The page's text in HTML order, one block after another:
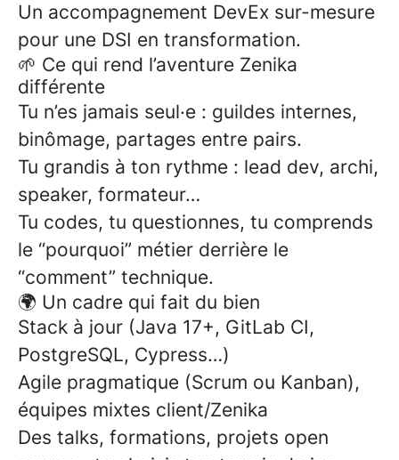
Un accompagnement DevEx sur-mesure
pour une DSI en transformation.
🌱 Ce qui rend l’aventure Zenika
différente
Tu n’es jamais seul·e : guildes internes,
binômage, partages entre pairs.
Tu grandis à ton rythme : lead dev, archi,
speaker, formateur…
Tu codes, tu questionnes, tu comprends
le “pourquoi” métier derrière le
“comment” technique.
🌍 Un cadre qui fait du bien
Stack à jour (Java 17+, GitLab CI,
PostgreSQL, Cypress…)
Agile pragmatique (Scrum ou Kanban),
équipes mixtes client/Zenika
Des talks, formations, projets open